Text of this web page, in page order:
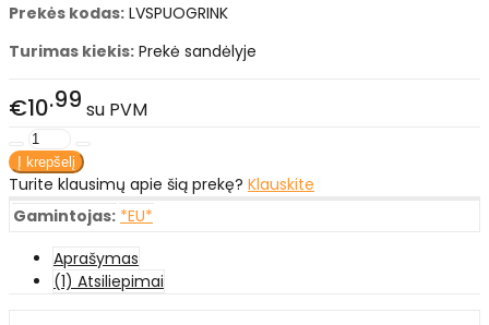
Prekės kodas: LVSPUOGRINK
Turimas kiekis: Prekė sandėlyje
€10 99 su PVM
Turite klausimų apie šią prekę? Klauskite
Gamintojas: *EU*
Aprašymas
(1) Atsiliepimai